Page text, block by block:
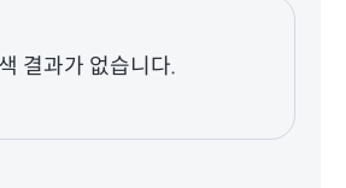
결과가 없습니다.